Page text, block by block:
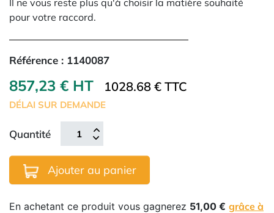
Il ne vous reste plus qu'à choisir la matière souhaité
pour votre raccord.
Référence : 1140087
857,23 € HT 1028.68 € TTC
DÉLAI SUR DEMANDE
Quantité
Ajouter au panier
En achetant ce produit vous gagnerez 51,00 € grâce à